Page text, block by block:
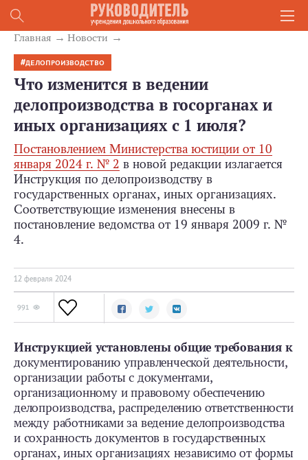
Главная Новости
ДЕЛОПРОИЗВОДСТВО
Что изменится в ведении
делопроизводства в госорганах и
иных организациях с 1 июля?
Постановлением Министерства юстиции от 10
января 2024 г. № 2 в новой редакции излагается
Инструкция по делопроизводству в
государственных органах, иных организациях.
Соответствующие изменения внесены в
постановление ведомства от 19 января 2009 г. №
4.
12 февраля 2024
991
Инструкцией установлены общие требования к
документированию управленческой деятельности,
организации работы с документами,
организационному и правовому обеспечению
делопроизводства, распределению ответственности
между работниками за ведение делопроизводства
и сохранность документов в государственных
органах, иных организациях независимо от формы